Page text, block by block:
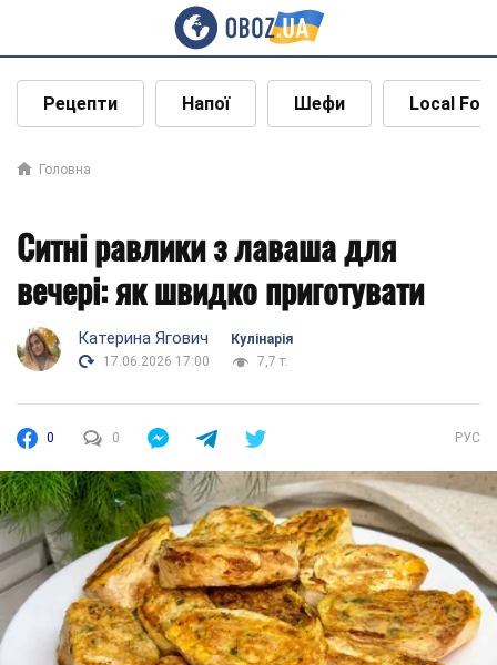
Рецепти Напої Шефи Local
Головна
Ситні равлики з лаваша для
вечері: як швидко приготувати
Катерина Ягович
Кулінарія
17.06.2026 17:00
7,7 т.
0 0 РУС